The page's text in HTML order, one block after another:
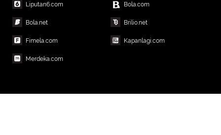
Liputan6.com Bola.com
Bola.net Brilio.net
Fimela.com Kapanlagi.com
Merdeka.com